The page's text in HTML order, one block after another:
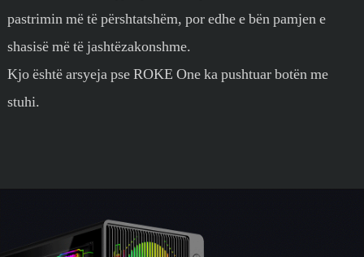
pastrimin më të përshtatshëm, por edhe e bën pamjen e
shasisë më të jashtëzakonshme.
Kjo është arsyeja pse ROKE One ka pushtuar botën me
stuhi.